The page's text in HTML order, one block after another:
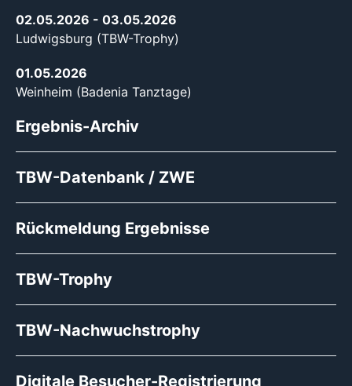
02.05.2026 - 03.05.2026
Ludwigsburg (TBW-Trophy)
01.05.2026
Weinheim (Badenia Tanztage)
Ergebnis-Archiv
TBW-Datenbank / ZWE
Rückmeldung Ergebnisse
TBW-Trophy
TBW-Nachwuchstrophy
Digitale Besucher-Registrierung